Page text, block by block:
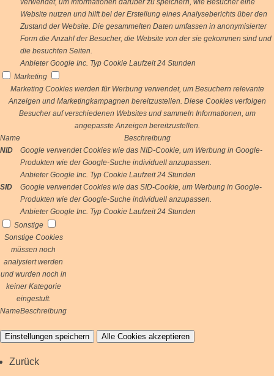
verwendet, um Informationen darüber zu speichern, wie Besucher eine
Website nutzen und hilft bei der Erstellung eines Analyseberichts über den
Zustand der Website. Die gesammelten Daten umfassen in anonymisierter
Form die Anzahl der Besucher, die Website von der sie gekommen sind und
die besuchten Seiten.
Anbieter Google Inc. Typ Cookie Laufzeit 24 Stunden
Marketing
Marketing Cookies werden für Werbung verwendet, um Besuchern relevante
Anzeigen und Marketingkampagnen bereitzustellen. Diese Cookies verfolgen
Besucher auf verschiedenen Websites und sammeln Informationen, um
angepasste Anzeigen bereitzustellen.
Name
Beschreibung
NID
Google verwendet Cookies wie das NID-Cookie, um Werbung in Google-
Produkten wie der Google-Suche individuell anzupassen.
Anbieter Google Inc. Typ Cookie Laufzeit 24 Stunden
SID
Google verwendet Cookies wie das SID-Cookie, um Werbung in Google-
Produkten wie der Google-Suche individuell anzupassen.
Anbieter Google Inc. Typ Cookie Laufzeit 24 Stunden
Sonstige
Sonstige Cookies
müssen noch
analysiert werden
und wurden noch in
keiner Kategorie
eingestuft.
NameBeschreibung
Einstellungen speichern Alle Cookies akzeptieren
Zurück